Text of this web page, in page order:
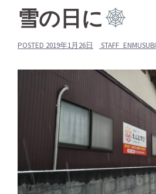
雪の日に
POSTED 2019年1月26日 STAFF_ENMUSUBI